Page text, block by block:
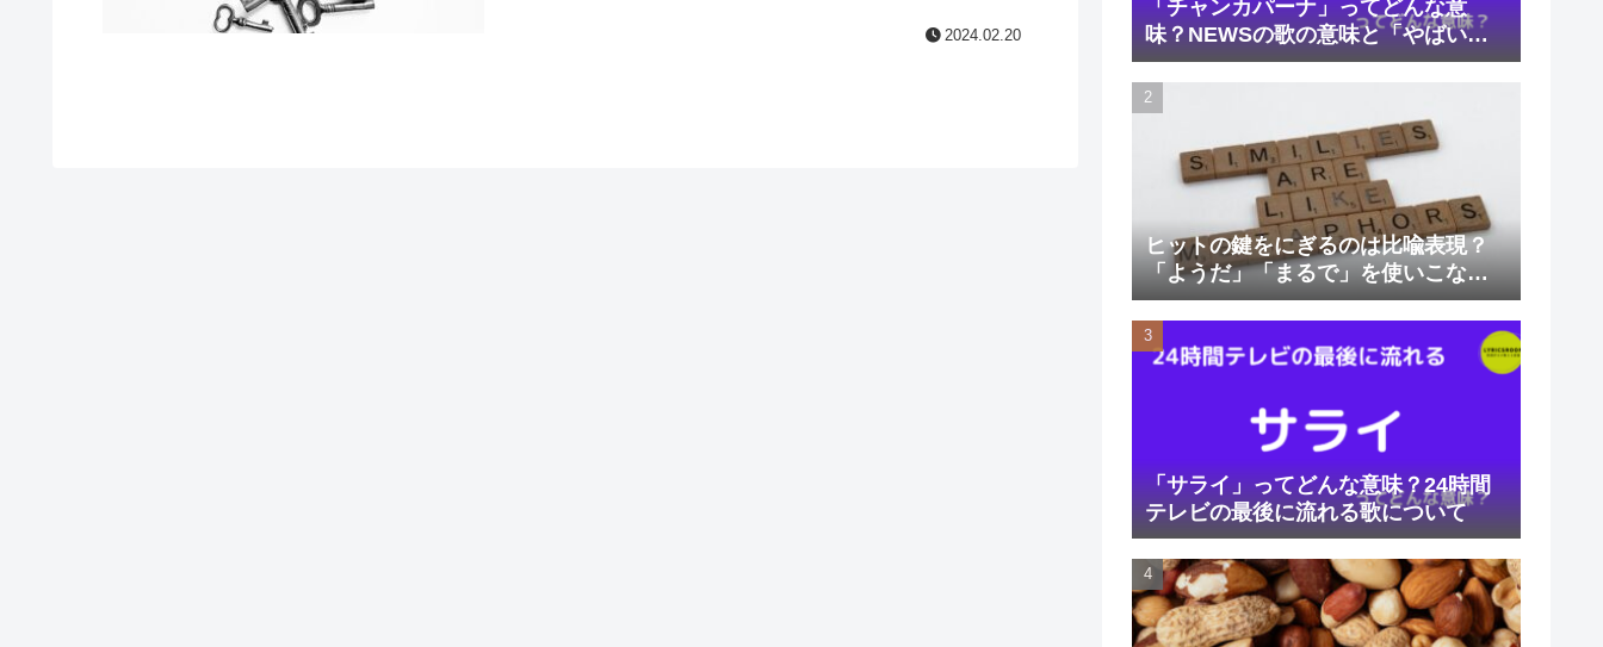
2024.02.20
「チャンカパーナ」ってどんな意
味？NEWSの歌の意味と「やばい」
と言われる理由
ヒットの鍵をにぎるのは比喩表現？
「ようだ」「まるで」を使いこなそ
う。
「サライ」ってどんな意味？24時間
テレビの最後に流れる歌について